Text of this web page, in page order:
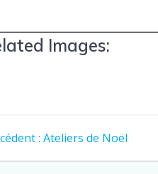
Images:
: Ateliers de Noël